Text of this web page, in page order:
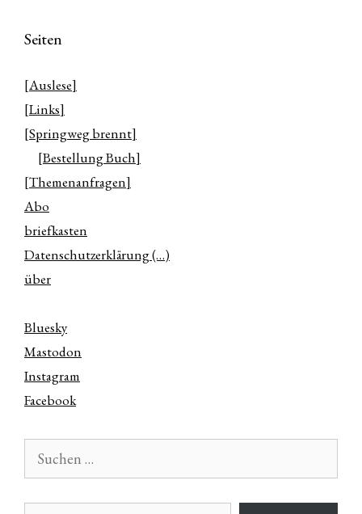
Seiten
[Auslese]
[Links]
[Springweg brennt]
[Bestellung Buch]
[Themenanfragen]
Abo
briefkasten
Datenschutzerklärung (…)
über
Bluesky
Mastodon
Instagram
Facebook
nach:
E-Mail-Adresse